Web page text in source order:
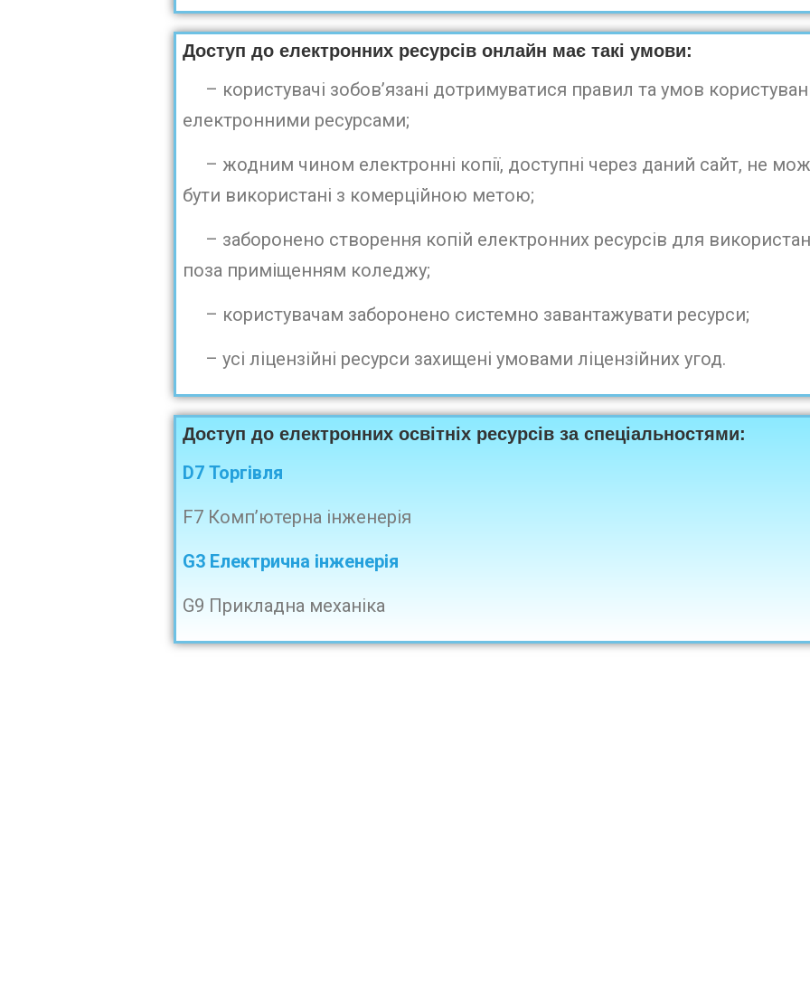
Доступ до електронних ресурсів онлайн має такі умови:
– користувачі зобов’язані дотримуватися правил та умов
електронними ресурсами;
– жодним чином електронні копії, доступні через даний сайт, не
бути використані з комерційною метою;
– заборонено створення копій електронних ресурсів для
поза приміщенням коледжу;
– користувачам заборонено системно завантажувати ресурси;
– усі ліцензійні ресурси захищені умовами ліцензійних угод.
Доступ до електронних освітніх ресурсів за спеціальностями:
D7 Торгівля
F7 Комп’ютерна інженерія
G3 Електрична інженерія
G9 Прикладна механіка